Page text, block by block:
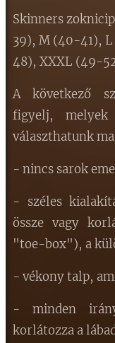
Skinners
39), M (40-41),
48), XXXL (49-
A következő
figyelj,
választhatunk
- nincs sarok
- széles
össze vagy
"toe-box"), a
- vékony talp,
- minden
korlátozza a